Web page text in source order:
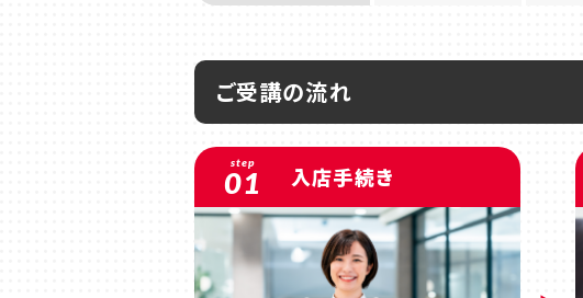
ご受講の流れ
step
01 入店手続き